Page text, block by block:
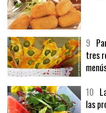
9
tres
menús